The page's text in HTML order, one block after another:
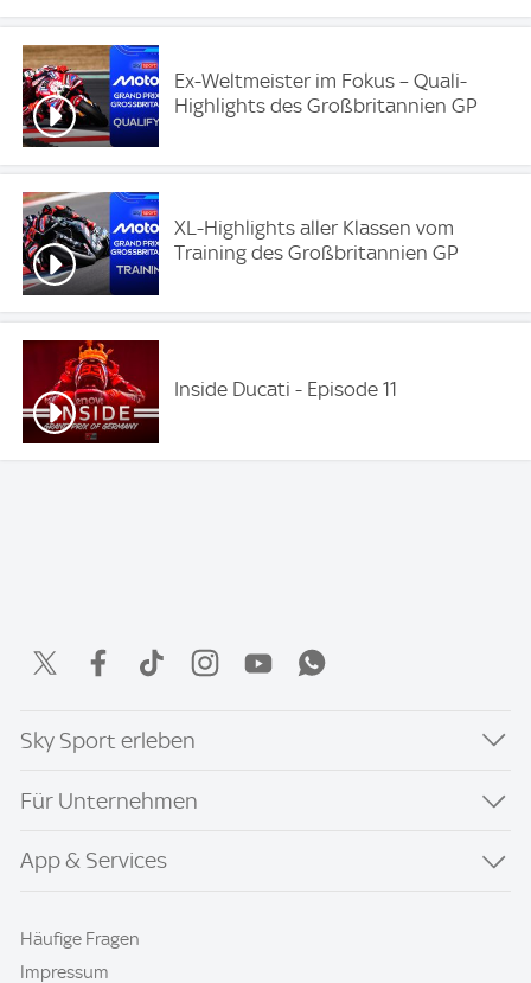
Ex-Weltmeister im Fokus – Quali-
Highlights des Großbritannien GP
XL-Highlights aller Klassen vom
Training des Großbritannien GP
Inside Ducati - Episode 11
Sky Sport erleben
Für Unternehmen
App & Services
Häufige Fragen
Impressum